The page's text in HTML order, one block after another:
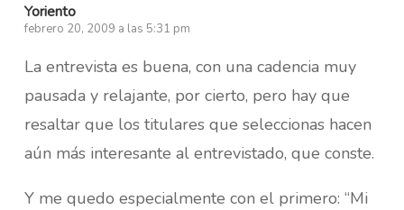
Yoriento
febrero 20, 2009 a las 5:31 pm
La entrevista es buena, con una cadencia muy
pausada y relajante, por cierto, pero hay que
resaltar que los titulares que seleccionas hacen
aún más interesante al entrevistado, que conste.
Y me quedo especialmente con el primero: “Mi